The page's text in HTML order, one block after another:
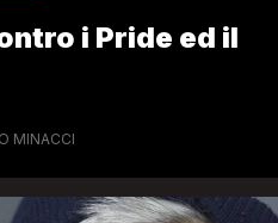
i Pride ed il
MINACCI